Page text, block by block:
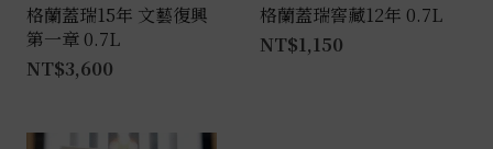
格蘭蓋瑞15年 文藝復興
第一章 0.7L
NT$3,600
格蘭蓋瑞窖藏12年 0.7L
NT$1,150